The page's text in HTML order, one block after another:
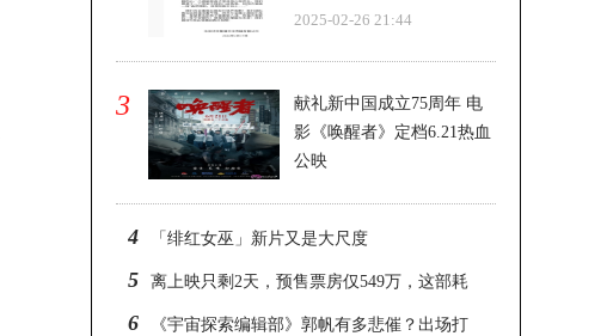
2025-02-26 21:44
3
献礼新中国成立75周年 电
影《唤醒者》定档6.21热血
公映
4 「绯红女巫」新片又是大尺度
5 ​离上映只剩2天，预售票房仅549万，这部耗
资14亿的大片真凉了
6 《宇宙探索编辑部》郭帆有多悲催？出场打